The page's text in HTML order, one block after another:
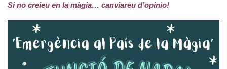
Si no creieu en la màgia… canviareu d’opinio!